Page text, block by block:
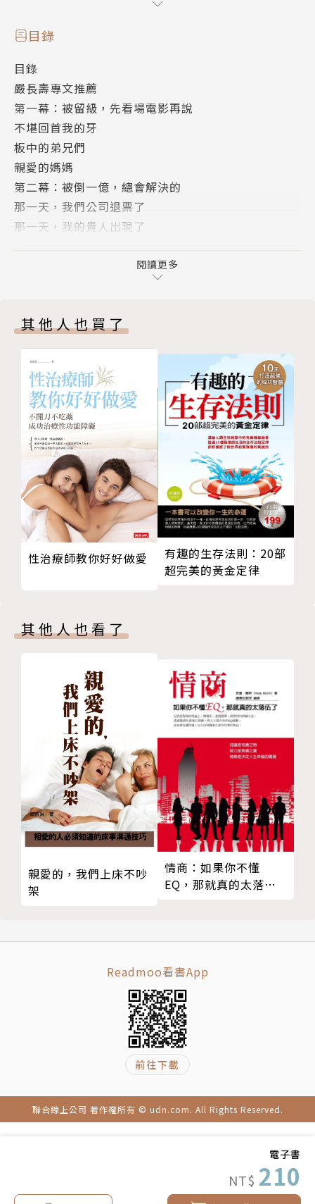
電子書
NT$ 210
愛旅行也愛寫作的他，並曾在《商業周刊》撰寫旅遊專
冶】季刊。著有《名人下午茶──陶傳正時間》。
目錄
目錄
嚴長壽專文推薦
第一幕：被留級，先看場電影再說
不堪回首我的牙
板中的弟兄們
親愛的媽媽
第二幕：被倒一億，總會解決的
那一天，我們公司退票了
那一天，我的貴人出現了
第三幕：沒得獎，過程享受到了
國家劇院舞臺上，不知要演什麼
《小站》的時光之旅
用聲音演獨角戲的DJ
第四幕：吃虧算什麼，活得快樂最重要
貓罐頭，有點腥
護照又掉了
老婆也丟了
第五幕：卑微，更懂得滿足
賓士先生
快樂扶棺人
我家巷口的公主
車陣裡的身影
盛裝怪叔叔
第六幕：原來，孩子是我的老師
吃草莓的小女孩
天上掉下來的白頭翁
閱讀更多
其他人也買了
性治療師教你好好做愛
有趣的生存法則：20部
超完美的黃金定律
其他人也看了
親愛的，我們上床不吵
架
情商：如果你不懂
EQ，那就真的太落伍
Readmoo看書App
前往下載
聯合線上公司 著作權所有 © udn.com. All Rights Reserved.